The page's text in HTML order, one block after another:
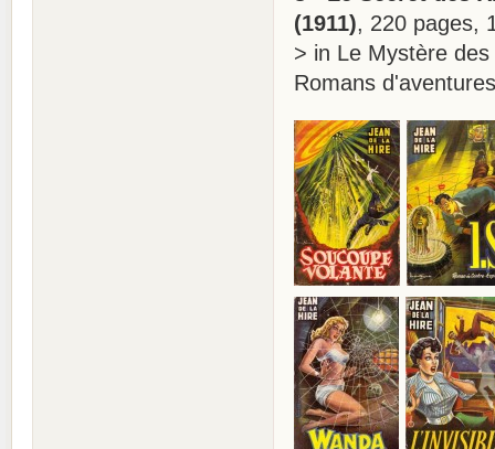
(1911), 220 pages,
> in Le Mystère
Romans